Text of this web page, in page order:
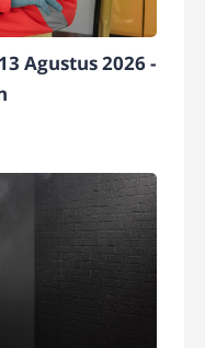
Agustus 2026 -